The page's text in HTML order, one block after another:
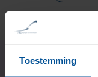
Toestemming